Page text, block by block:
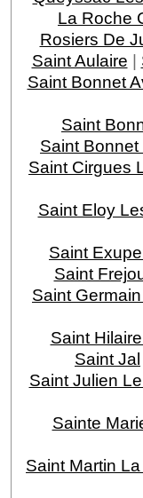
La Roche
Rosiers De
Saint Aulaire |
Saint Bonnet
Saint
Saint
Saint Cirgues
Saint Eloy
Saint
Saint
Saint
Saint
Saint Jal
Saint Julien
Sainte
Saint Martin